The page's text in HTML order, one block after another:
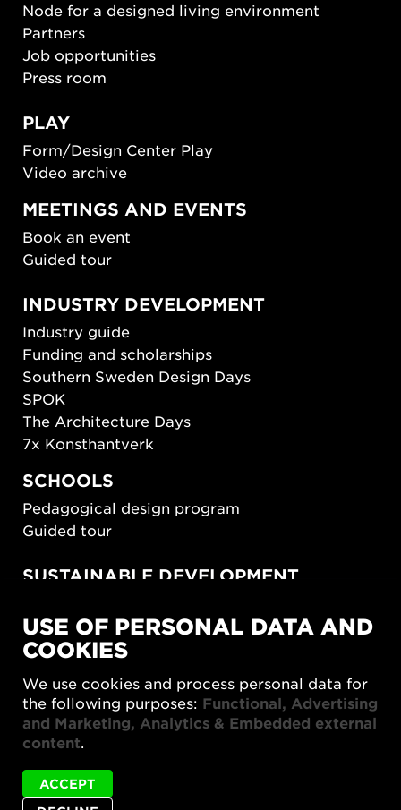
Node for a designed living environment
Partners
Job opportunities
Press room
PLAY
Form/Design Center Play
Video archive
MEETINGS AND EVENTS
Book an event
Guided tour
INDUSTRY DEVELOPMENT
Industry guide
Funding and scholarships
Southern Sweden Design Days
SPOK
The Architecture Days
7x Konsthantverk
SCHOOLS
Pedagogical design program
Guided tour
SUSTAINABLE DEVELOPMENT
SUSTAINORDIC
Share Future Living
What Matter_s
USE OF PERSONAL DATA AND
COOKIES
We use cookies and process personal data for
the following purposes: Functional, Advertising
and Marketing, Analytics & Embedded external
content.
ACCEPT